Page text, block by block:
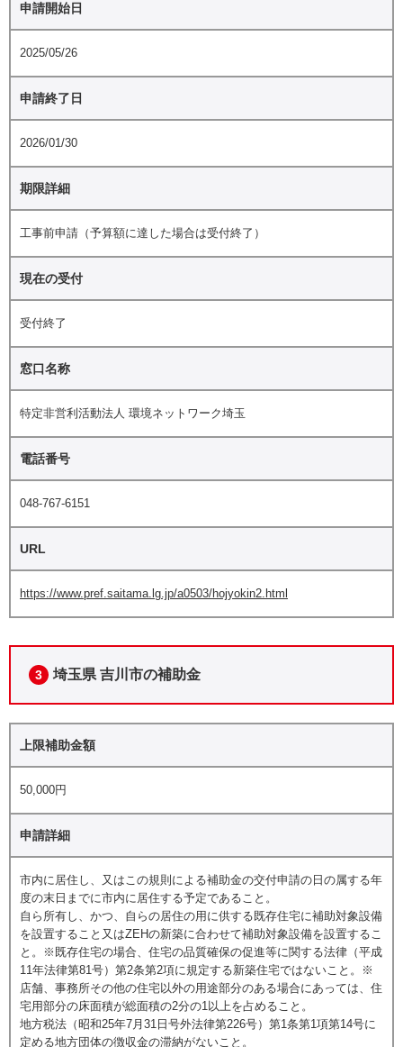
申請開始日
2025/05/26
申請終了日
2026/01/30
期限詳細
工事前申請（予算額に達した場合は受付終了）
現在の受付
受付終了
窓口名称
特定非営利活動法人 環境ネットワーク埼玉
電話番号
048-767-6151
URL
https://www.pref.saitama.lg.jp/a0503/hojyokin2.html
3 埼玉県 吉川市の補助金
上限補助金額
50,000円
申請詳細
市内に居住し、又はこの規則による補助金の交付申請の日の属する年
度の末日までに市内に居住する予定であること。
自ら所有し、かつ、自らの居住の用に供する既存住宅に補助対象設備
を設置すること又はZEHの新築に合わせて補助対象設備を設置するこ
と。※既存住宅の場合、住宅の品質確保の促進等に関する法律（平成
11年法律第81号）第2条第2項に規定する新築住宅ではないこと。※
店舗、事務所その他の住宅以外の用途部分のある場合にあっては、住
宅用部分の床面積が総面積の2分の1以上を占めること。
地方税法（昭和25年7月31日号外法律第226号）第1条第1項第14号に
定める地方団体の徴収金の滞納がないこと。